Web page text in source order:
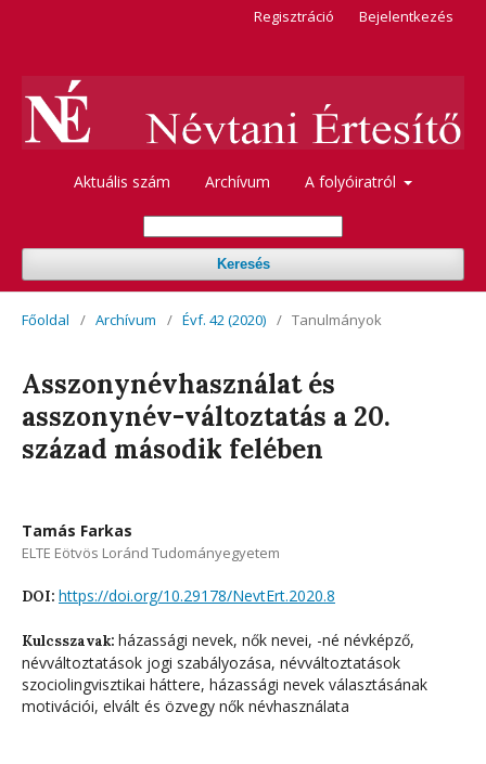
Aktuális szám Archívum A folyóiratról
Keresés
Regisztráció Bejelentkezés
Főoldal / Archívum / Évf. 42 (2020) / Tanulmányok
Asszonynévhasználat és
asszonynév-változtatás a 20.
század második felében
Tamás Farkas
ELTE Eötvös Loránd Tudományegyetem
DOI: https://doi.org/10.29178/NevtErt.2020.8
Kulcsszavak: házassági nevek, nők nevei, -né névképző,
névváltoztatások jogi szabályozása, névváltoztatások
szociolingvisztikai háttere, házassági nevek választásának
motivációi, elvált és özvegy nők névhasználata